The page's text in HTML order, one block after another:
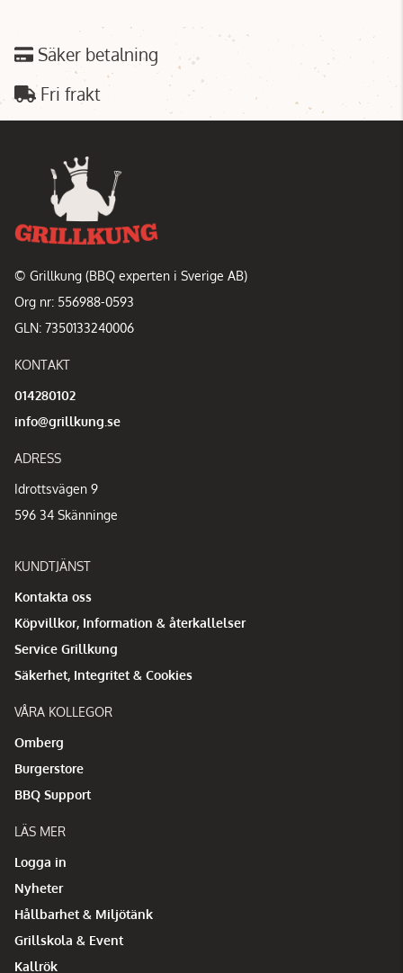
Säker betalning
Fri frakt
© Grillkung (BBQ experten i Sverige AB)
Org nr: 556988-0593
GLN: 7350133240006
KONTAKT
014280102
info@grillkung.se
ADRESS
Idrottsvägen 9
596 34 Skänninge
KUNDTJÄNST
Kontakta oss
Köpvillkor, Information & återkallelser
Service Grillkung
Säkerhet, Integritet & Cookies
VÅRA KOLLEGOR
Omberg
Burgerstore
BBQ Support
LÄS MER
Logga in
Nyheter
Hållbarhet & Miljötänk
Grillskola & Event
Kallrök